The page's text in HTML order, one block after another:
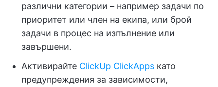
различни категории – например задачи по
приоритет или член на екипа, или брой
задачи в процес на изпълнение или
завършени.
Активирайте ClickUp ClickApps като
предупреждения за зависимости,